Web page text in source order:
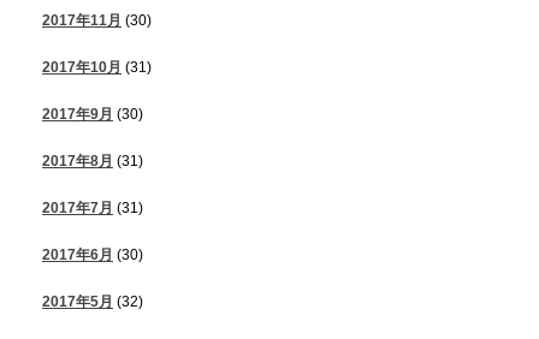
2017年11月 (30)
2017年10月 (31)
2017年9月 (30)
2017年8月 (31)
2017年7月 (31)
2017年6月 (30)
2017年5月 (32)